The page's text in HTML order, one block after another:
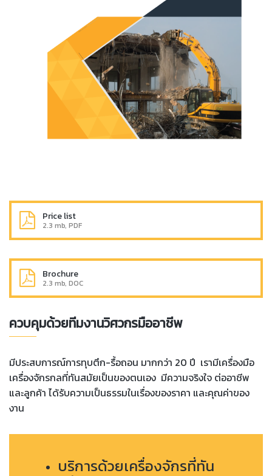
Price list
2.3 mb, PDF
Brochure
2.3 mb, DOC
ควบคุมด้วยทีมงานวิศวกรมืออาชีพ
มีประสบการณ์การทุบตึก-รื้อถอน มากกว่า 20 ปี เรามีเครื่องมือ
เครื่องจักรกลที่ทันสมัยเป็นของตนเอง มีความจริงใจ ต่ออาชีพ
และลูกค้า ได้รับความเป็นธรรมในเรื่องของราคา และคุณค่าของ
งาน
บริการด้วยเครื่องจักรที่ทัน